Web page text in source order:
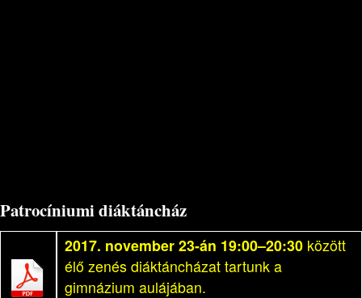
Patrocíniumi diáktáncház
2017. november 23-án 19:00–20:30 között
élő zenés diáktáncházat tartunk a
gimnázium aulájában.